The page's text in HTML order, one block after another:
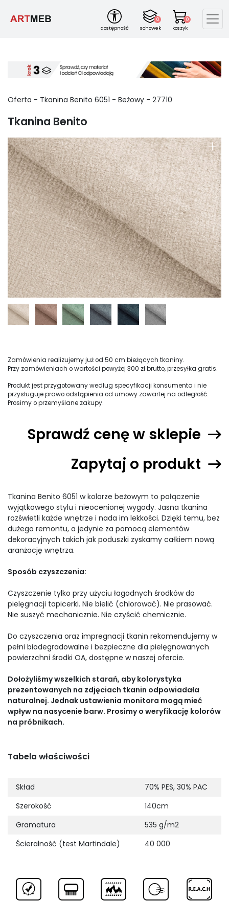
dostępność
0
schowek
0
koszyk
Oferta - Tkanina Benito 6051 - Beżowy - 27710
Tkanina Benito
+
Zamówienia realizujemy już od 50 cm bieżących tkaniny.
Przy zamówieniach o wartości powyżej 300 zł brutto, przesyłka gratis.
Produkt jest przygotowany według specyfikacji konsumenta i nie
przysługuje prawo odstąpienia od umowy zawartej na odległość.
Prosimy o przemyślane zakupy.
Sprawdź cenę w sklepie
Zapytaj o produkt
Tkanina Benito 6051 w kolorze beżowym to połączenie
wyjątkowego stylu i nieocenionej wygody. Jasna tkanina
rozświetli każde wnętrze i nada im lekkości. Dzięki temu, bez
dużego remontu, a jedynie za pomocą elementów
dekoracyjnych takich jak poduszki zyskamy całkiem nową
aranżację wnętrza.
Sposób czyszczenia:
Czyszczenie tylko przy użyciu łagodnych środków do
pielęgnacji tapicerki. Nie bielić (chlorować). Nie prasować.
Nie suszyć mechanicznie. Nie czyścić chemicznie.
Do czyszczenia oraz impregnacji tkanin rekomendujemy w
pełni biodegradowalne i bezpieczne dla pielęgnowanych
powierzchni środki OA, dostępne w naszej ofercie.
Dołożyliśmy wszelkich starań, aby kolorystyka
prezentowanych na zdjęciach tkanin odpowiadała
naturalnej. Jednak ustawienia monitora mogą mieć
wpływ na nasycenie barw. Prosimy o weryfikację kolorów
na próbnikach.
Tabela właściwości
Skład
70% PES, 30% PAC
Szerokość
140cm
Gramatura
535 g/m2
Ścieralność (test Martindale)
40 000